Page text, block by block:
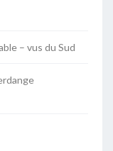
– vus du Sud